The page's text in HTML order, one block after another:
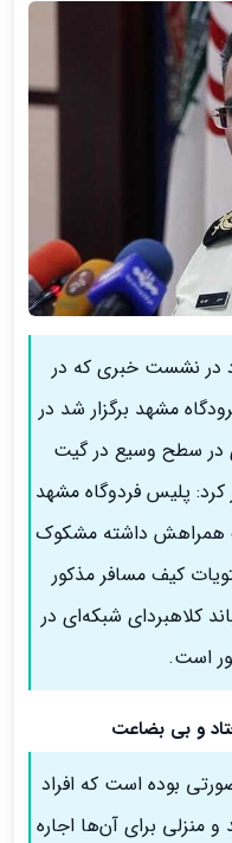
مهری، امروز 20 مرداد در نشست خبری که در
مشهد برگزار شد در
در سطح وسیع در گیت
کرد: پلیس فردوگاه مشهد
همراهش داشته مشکوک
کیف مسافر مذکور
شبکه‌ای در
است.
بوده است که افراد
منزلی برای آن‌ها اجاره